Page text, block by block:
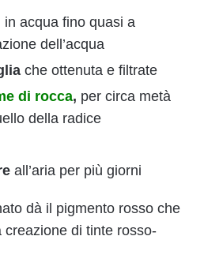
in acqua fino quasi a
dell’acqua
che ottenuta e filtrate
di rocca, per circa metà
della radice
all’aria per più giorni
dà il pigmento rosso che
di tinte rosso-